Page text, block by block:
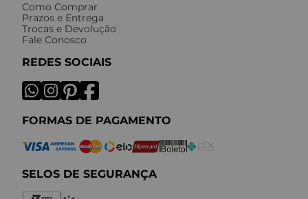
Como Comprar
Prazos e Entrega
Trocas e Devolução
Fale Conosco
REDES SOCIAIS
FORMAS DE PAGAMENTO
SELOS DE SEGURANÇA